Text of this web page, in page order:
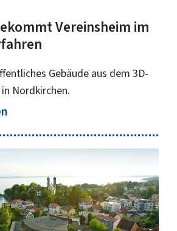
Vereinsheim im
Gebäude aus dem 3D-
Nordkirchen.